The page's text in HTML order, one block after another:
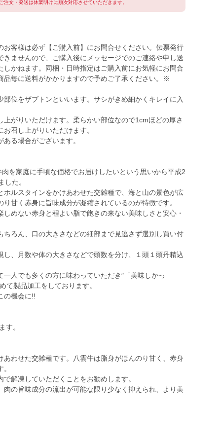
文・発送は休業明けに順次対応させていただきます。
客様は必ず【ご購入前】にお問合せください。伝票発行
ませんので、ご購入後にメッセージでのご連絡や申し送
かねます。同梱・日時指定はご購入前にお気軽にお問合
品毎に送料がかかりますので予めご了承ください。※
位をザブトンといいます。サシがきめ細かくキレイに入
がりいただけます。柔らかい部位なので1cmほどの厚さ
召し上がりいただけます。
る場合がございます。
を家庭に手頃な価格でお届けしたいという思いから平成2
た。
ルスタインをかけあわせた交雑種で、海と山の景色が広
甘く赤身に旨味成分が凝縮されているのが特徴です。
めない赤身と程よい脂で飽きの来ない美味しさと安心・
ろん、口の大きさなどの細部まで見逃さず選別し買い付
、月数や体の大きさなどで頭数を分け、１頭１頭丹精込
人でも多くの方に味わっていただき″「美味しかっ
て製品加工をしております。
の機会に!!
す。
わせた交雑種です。八雲牛は脂身がほんのり甘く、赤身
解凍していただくことをお勧めします。
の旨味成分の流出が可能な限り少なく抑えられ、より美